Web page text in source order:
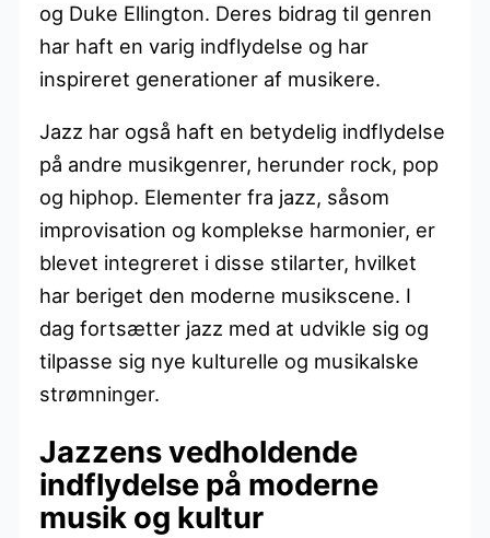
og Duke Ellington. Deres bidrag til genren
har haft en varig indflydelse og har
inspireret generationer af musikere.
Jazz har også haft en betydelig indflydelse
på andre musikgenrer, herunder rock, pop
og hiphop. Elementer fra jazz, såsom
improvisation og komplekse harmonier, er
blevet integreret i disse stilarter, hvilket
har beriget den moderne musikscene. I
dag fortsætter jazz med at udvikle sig og
tilpasse sig nye kulturelle og musikalske
strømninger.
Jazzens vedholdende
indflydelse på moderne
musik og kultur